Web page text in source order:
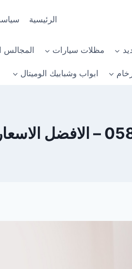
الرئيسية
مظلات سيارات المجالس
ابواب وشبابيك الوميتال